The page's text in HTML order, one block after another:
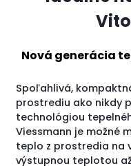
Nová generácia
Spoľahlivá,
prostrediu ako nikdy
technológiou
Viessmann je možné
teplo z prostredia na
výstupnou teplotou